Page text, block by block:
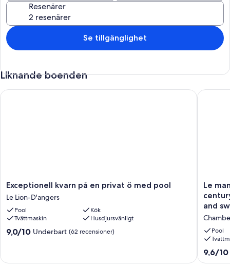
Resenärer
Se tillgänglighet
Liknande boenden
Exceptionell
kvarn
på
en
privat
ö
Exceptionell kvarn på en privat ö med pool
Le Lion-D'angers
Pool
Kök
Tvättmaskin
Husdjursvänligt
9.0
9,0/10 Underbart (62 recensioner)
Exceptionell kvarn på en privat ö med pool
Le
manoir
de
15th
century
manor
house
Le
and
Pool
9.6
av
9,6/10
Le